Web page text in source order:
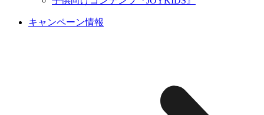
キャンペーン情報